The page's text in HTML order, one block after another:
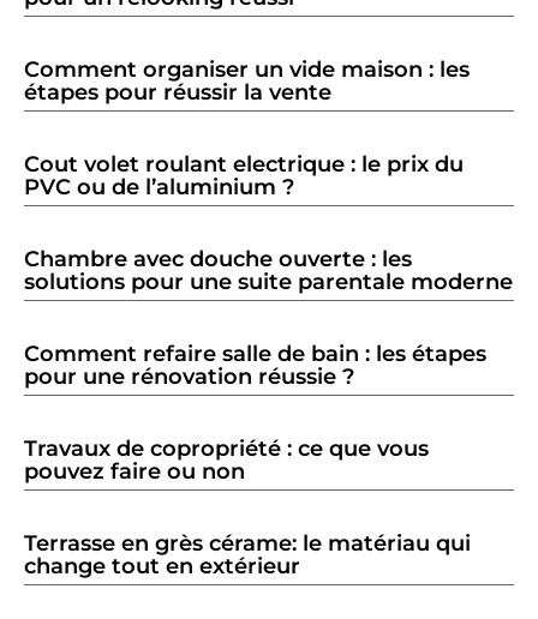
Comment organiser un vide maison : les
étapes pour réussir la vente
Cout volet roulant electrique : le prix du
PVC ou de l’aluminium ?
Chambre avec douche ouverte : les
solutions pour une suite parentale moderne
Comment refaire salle de bain : les étapes
pour une rénovation réussie ?
Travaux de copropriété : ce que vous
pouvez faire ou non
Terrasse en grès cérame: le matériau qui
change tout en extérieur